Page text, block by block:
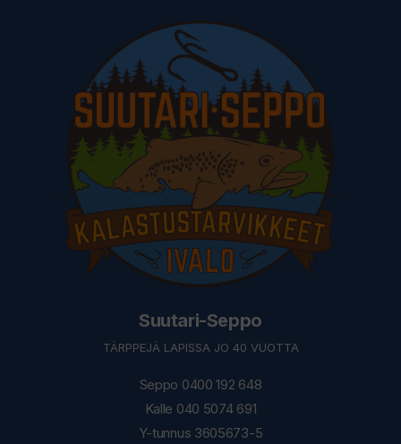
Suutari-Seppo
TÄRPPEJÄ LAPISSA JO 40 VUOTTA
Seppo 0400 192 648
Kalle 040 5074 691
Y-tunnus 3605673-5